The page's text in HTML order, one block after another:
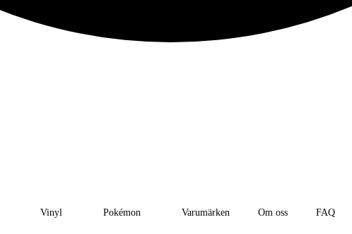
Vinyl Pokémon Varumärken Om oss FAQ